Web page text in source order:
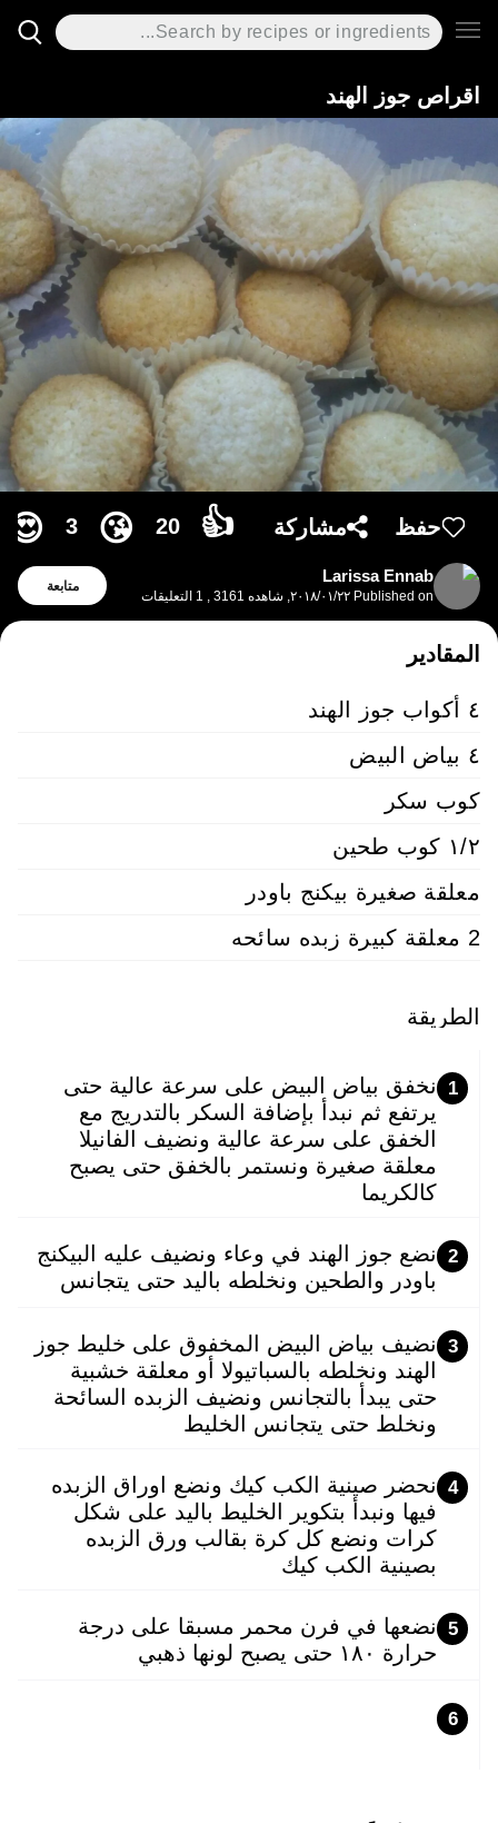
اقراص جوز الهند
حفظ مشاركة 👍
20
😘
3
😍
Larissa Ennab
Published on ٢٢‏/٠١‏/٢٠١٨ , شاهده 3161 ,
1 التعليقات
متابعة
المقادير
٤ أكواب جوز الهند
٤ بياض البيض
كوب سكر
١/٢ كوب طحين
معلقة صغيرة بيكنج باودر
2 معلقة كبيرة زبده سائحه
الطريقة
1
نخفق بياض البيض على سرعة عالية حتى
يرتفع ثم نبدأ بإضافة السكر بالتدريج مع
الخفق على سرعة عالية ونضيف الفانيلا
معلقة صغيرة ونستمر بالخفق حتى يصبح
كالكريما
2
نضع جوز الهند في وعاء ونضيف عليه البيكنج
باودر والطحين ونخلطه باليد حتى يتجانس
3
نضيف بياض البيض المخفوق على خليط جوز
الهند ونخلطه بالسباتيولا أو معلقة خشبية
حتى يبدأ بالتجانس ونضيف الزبده السائحة
ونخلط حتى يتجانس الخليط
4
نحضر صينية الكب كيك ونضع اوراق الزبده
فيها ونبدأ بتكوير الخليط باليد على شكل
كرات ونضع كل كرة بقالب ورق الزبده
بصينية الكب كيك
5
نضعها في فرن محمر مسبقا على درجة
حرارة ١٨٠ حتى يصبح لونها ذهبي
6